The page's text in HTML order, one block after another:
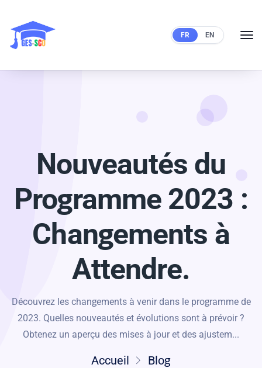
FR EN
Nouveautés du
Programme 2023 :
Changements à
Attendre.
Découvrez les changements à venir dans le programme de
2023. Quelles nouveautés et évolutions sont à prévoir ?
Obtenez un aperçu des mises à jour et des ajustem...
Accueil
Blog